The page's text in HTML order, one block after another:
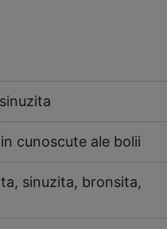
cunoscute ale bolii
sinuzita, bronsita,